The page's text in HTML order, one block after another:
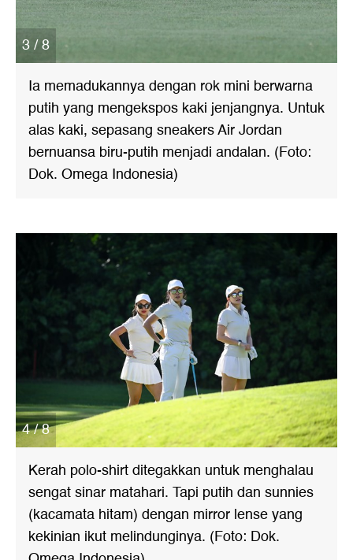
3 / 8
Ia memadukannya dengan rok mini berwarna
putih yang mengekspos kaki jenjangnya. Untuk
alas kaki, sepasang sneakers Air Jordan
bernuansa biru-putih menjadi andalan. (Foto:
Dok. Omega Indonesia)
4 / 8
Kerah polo-shirt ditegakkan untuk menghalau
sengat sinar matahari. Tapi putih dan sunnies
(kacamata hitam) dengan mirror lense yang
kekinian ikut melindunginya. (Foto: Dok.